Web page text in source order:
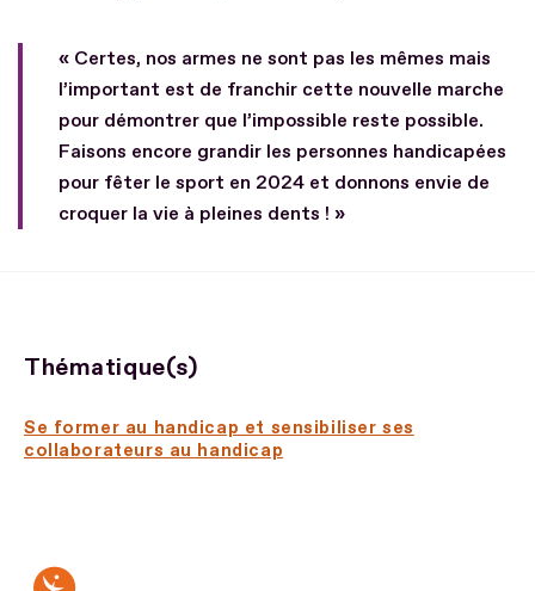
« Certes, nos armes ne sont pas les mêmes mais
l’important est de franchir cette nouvelle marche
pour démontrer que l’impossible reste possible.
Faisons encore grandir les personnes handicapées
pour fêter le sport en 2024 et donnons envie de
croquer la vie à pleines dents ! »
Thématique(s)
Se former au handicap et sensibiliser ses
collaborateurs au handicap